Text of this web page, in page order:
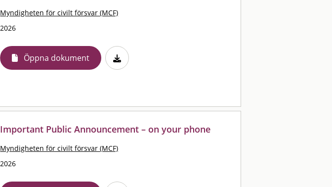
Myndigheten för civilt försvar (MCF)
2026
Öppna dokument
Important Public Announcement – on your phone
Myndigheten för civilt försvar (MCF)
2026